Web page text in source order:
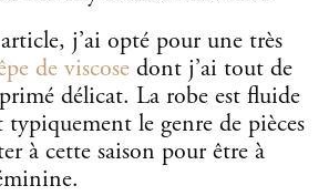
j’ai opté pour une très
de viscose dont j’ai tout de
délicat. La robe est fluide
typiquement le genre de pièces
à cette saison pour être à